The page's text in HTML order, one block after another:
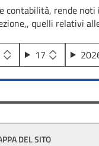
contabilità, rende
quelli relativi
17
DEL SITO